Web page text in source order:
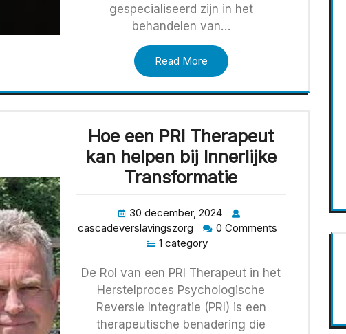
gespecialiseerd zijn in het
behandelen van…
Read More
Hoe een PRI Therapeut
kan helpen bij Innerlijke
Transformatie
30 december, 2024
cascadeverslavingszorg
0 Comments
1 category
De Rol van een PRI Therapeut in het
Herstelproces Psychologische
Reversie Integratie (PRI) is een
therapeutische benadering die